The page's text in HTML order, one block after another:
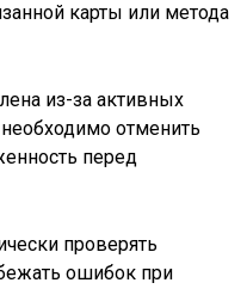
карты или метода
из-за активных
отменить
перед
проверять
ошибок при